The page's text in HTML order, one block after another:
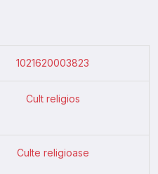
1021620003823
Cult religios
Culte religioase